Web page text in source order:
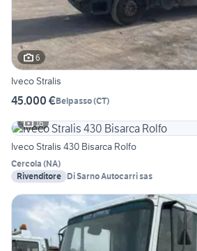
6
Iveco Stralis
45.000 €Belpasso(CT)
16
Iveco Stralis 430 Bisarca Rolfo
Cercola (NA)
Rivenditore Di Sarno Autocarri sas